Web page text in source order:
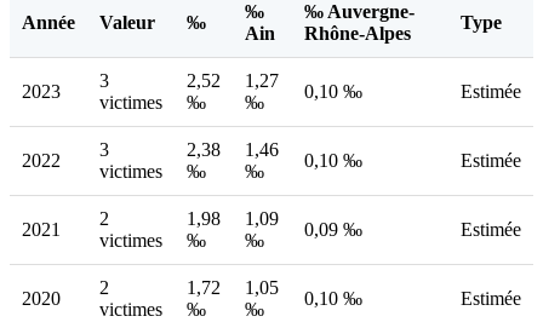
Année Valeur ‰
‰
Ain
‰ Auvergne-
Rhône-Alpes
Type
2023
3
victimes
2,52
‰
1,27
‰
0,10 ‰ Estimée
2022
3
victimes
2,38
‰
1,46
‰
0,10 ‰ Estimée
2021
2
victimes
1,98
‰
1,09
‰
0,09 ‰ Estimée
2020
2
victimes
1,72
‰
1,05
‰
0,10 ‰ Estimée